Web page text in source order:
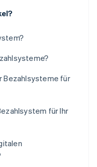
Bezahlsysteme für
für Ihr